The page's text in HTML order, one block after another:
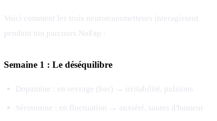
Voici comment les trois neurotransmetteurs interagissent
pendant ton parcours NoFap :
Semaine 1 : Le déséquilibre
Dopamine : en sevrage (bas) → irritabilité, pulsions
Sérotonine : en fluctuation → anxiété, sautes d'humeur